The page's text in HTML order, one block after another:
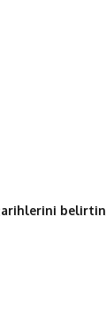
tarihlerini